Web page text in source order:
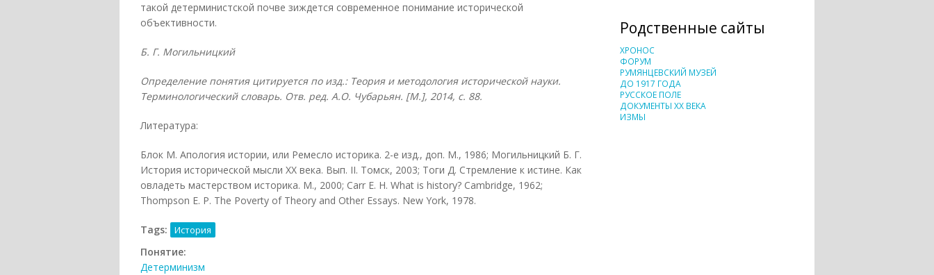
такой детерминистской почве зиждется современное понимание исторической
объективности.
Б. Г. Могильницкий
Определение понятия цитируется по изд.: Теория и методология исторической науки.
Терминологический словарь. Отв. ред. А.О. Чубарьян. [М.], 2014, с. 88.
Литература:
Блок М. Апология истории, или Ремесло историка. 2-е изд., доп. М., 1986; Могильницкий Б. Г.
История исторической мысли XX века. Вып. II. Томск, 2003; Тоги Д. Стремление к истине. Как
овладеть мастерством историка. М., 2000; Carr Е. Н. What is history? Cambridge, 1962;
Thompson E. P. The Poverty of Theory and Other Essays. New York, 1978.
Tags: История
Понятие:
Детерминизм
Родственные сайты
ХРОНОС
ФОРУМ
РУМЯНЦЕВСКИЙ МУЗЕЙ
ДО 1917 ГОДА
РУССКОЕ ПОЛЕ
ДОКУМЕНТЫ XX ВЕКА
ИЗМЫ